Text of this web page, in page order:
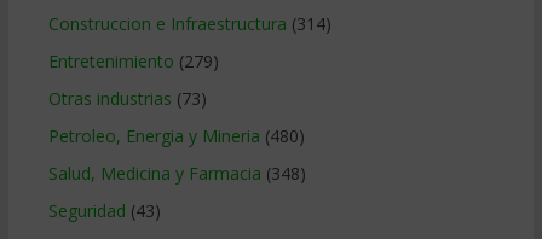
Construccion e Infraestructura (314)
Entretenimiento (279)
Otras industrias (73)
Petroleo, Energia y Mineria (480)
Salud, Medicina y Farmacia (348)
Seguridad (43)